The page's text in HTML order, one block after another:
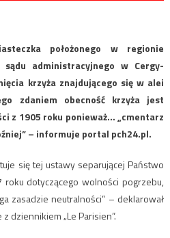
położonego w regionie
sądu administracyjnego w Cergy-
krzyża znajdującego się w alei
zdaniem obecność krzyża jest
z 1905 roku ponieważ… „cmentarz
– informuje portal pch24.pl.
się tej ustawy separującej Państwo
dotyczącego wolności pogrzebu,
zasadzie neutralności” – deklarował
dziennikiem „Le Parisien”.